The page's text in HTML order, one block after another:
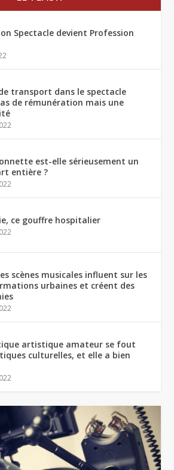
Spectacle devient Profession
transport dans le spectacle
de rémunération mais une
est-elle sérieusement un
entière ?
ce gouffre hospitalier
scènes musicales influent sur les
urbaines et créent des
artistique amateur se fout
culturelles, et elle a bien